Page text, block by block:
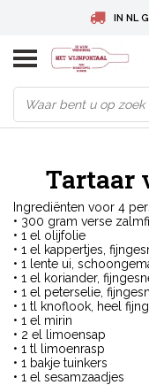
IN NL
BELGIE
Tartaar
Ingrediënten voor 4
• 300 gram verse
• 1 el olijfolie
• 1 el kappertjes,
• 1 lente ui,
• 1 el koriander,
• 1 el peterselie,
• 1 tl knoflook, heel
• 1 el mirin
• 2 el limoensap
• 1 tl limoenrasp
• 1 bakje tuinkers
• 1 el sesamzaadjes